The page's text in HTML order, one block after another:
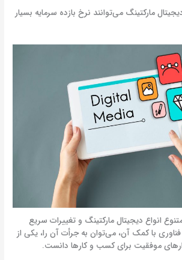
مارکتینگ می‌توانند نرخ بازده سرمایه بسیار
انواع دیجیتال مارکتینگ و تغییرات سریع
با کمک آن، می‌توان به جرأت آن را، یکی از
موفقیت برای کسب و کارها دانست.